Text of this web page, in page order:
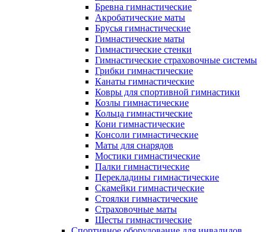
Бревна гимнастические
Акробатические маты
Брусья гимнастические
Гимнастические маты
Гимнастические стенки
Гимнастические страховочные системы
Грибки гимнастические
Канаты гимнастические
Ковры для спортивной гимнастики
Козлы гимнастические
Кольца гимнастические
Кони гимнастические
Консоли гимнастические
Маты для снарядов
Мостики гимнастические
Палки гимнастические
Перекладины гимнастические
Скамейки гимнастические
Стоялки гимнастические
Страховочные маты
Шесты гимнастические